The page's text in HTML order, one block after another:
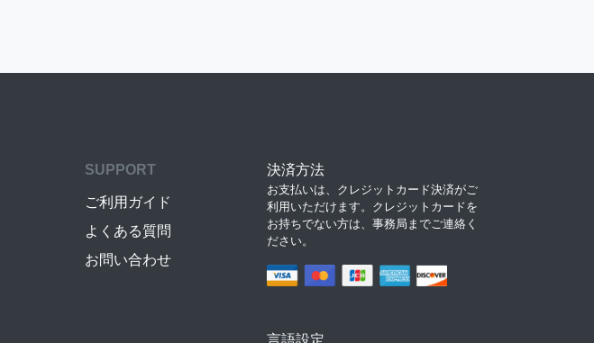
SUPPORT
ご利用ガイド
よくある質問
お問い合わせ
決済方法
お支払いは、クレジットカード決済がご
利用いただけます。クレジットカードを
お持ちでない方は、事務局までご連絡く
ださい。
言語設定